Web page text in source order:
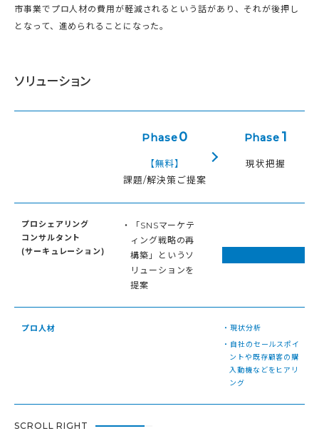
市事業でプロ人材の費用が軽減されるという話があり、それが後押し
となって、進められることになった。
ソリューション
Phase0
【無料】
課題/解決策ご提案
Phase 1
現状把握
プロシェアリング
コンサルタント
(サーキュレーション)
・「SNSマーケテ
ィング戦略の再
構築」というソ
リューションを
提案
プロ人材
・現状分析
・自社のセールスポイ
ントや既存顧客の購
入動機などをヒアリ
ング
SCROLL RIGHT